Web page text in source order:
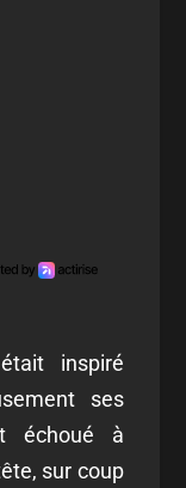
inspiré
ses
échoué à
sur coup